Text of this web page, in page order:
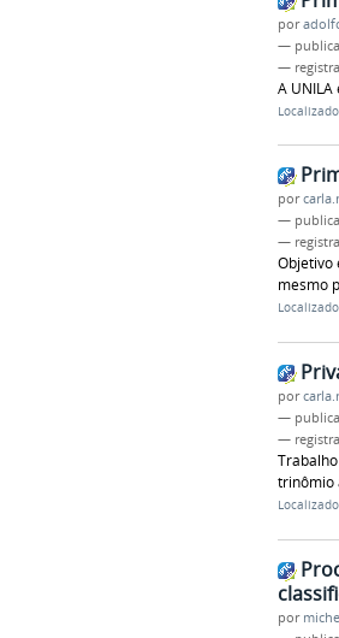
por
—
—
A
por
—
—
Objetivo
mesmo
por
—
—
trinômio
por